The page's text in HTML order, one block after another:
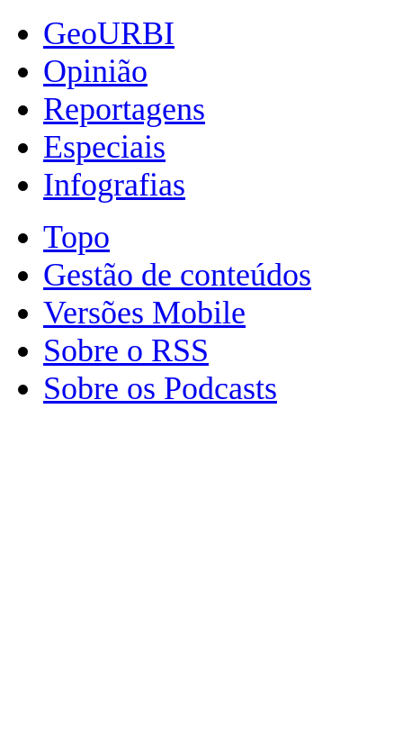
GeoURBI
Opinião
Reportagens
Especiais
Infografias
Topo
Gestão de conteúdos
Versões Mobile
Sobre o RSS
Sobre os Podcasts